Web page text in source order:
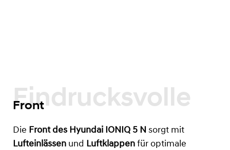
Eindrucksvolle
Front
Die Front des Hyundai IONIQ 5 N sorgt mit
Lufteinlässen und Luftklappen für optimale